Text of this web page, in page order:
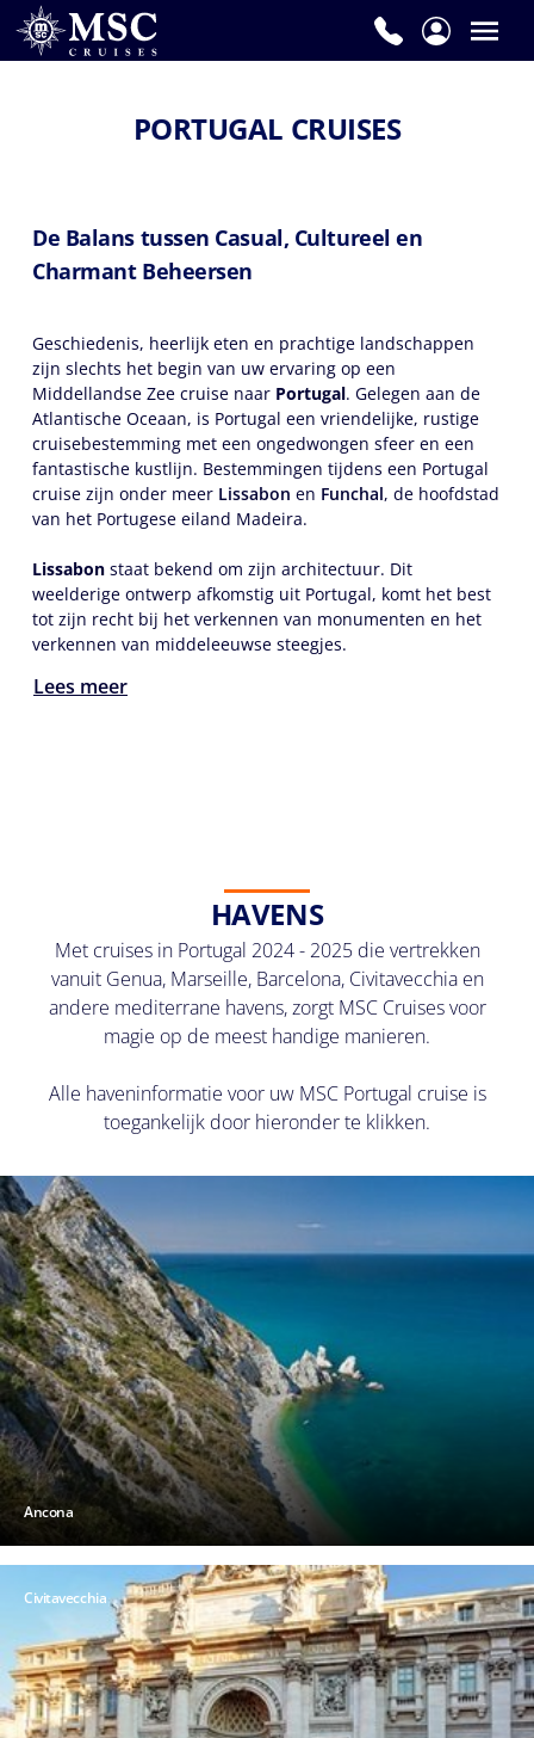
PORTUGAL CRUISES
De Balans tussen Casual, Cultureel en
Charmant Beheersen
Geschiedenis, heerlijk eten en prachtige landschappen
zijn slechts het begin van uw ervaring op een
Middellandse Zee cruise naar Portugal. Gelegen aan de
Atlantische Oceaan, is Portugal een vriendelijke, rustige
cruisebestemming met een ongedwongen sfeer en een
fantastische kustlijn. Bestemmingen tijdens een Portugal
cruise zijn onder meer Lissabon en Funchal, de hoofdstad
van het Portugese eiland Madeira.
Lissabon staat bekend om zijn architectuur. Dit
weelderige ontwerp afkomstig uit Portugal, komt het best
tot zijn recht bij het verkennen van monumenten en het
verkennen van middeleeuwse steegjes.
Lees meer
HAVENS
Met cruises in Portugal 2024 - 2025 die vertrekken
vanuit Genua, Marseille, Barcelona, Civitavecchia en
andere mediterrane havens, zorgt MSC Cruises voor
magie op de meest handige manieren.
Alle haveninformatie voor uw MSC Portugal cruise is
toegankelijk door hieronder te klikken.
Ancona
Civitavecchia